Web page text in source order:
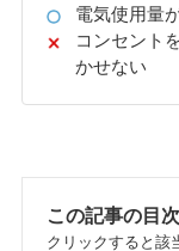
電気使用量
コンセント
かせない
この記事の目次
クリックすると該